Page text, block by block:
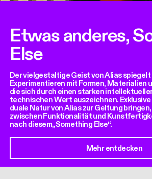
Etwas anderes,
Else
Der vielgestaltige Geist von Alias
Experimentieren mit Formen, Materialien
die sich durch einen starken
technischen Wert auszeichnen.
duale Natur von Alias zur Geltung
zwischen Funktionalität und
nach diesem„Something Else“.
Mehr entdecken